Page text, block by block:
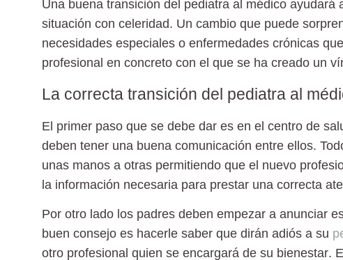
Una buena transición del pediatra al médico ayudará
situación con celeridad. Un cambio que puede
necesidades especiales o enfermedades crónicas
profesional en concreto con el que se ha creado un
La correcta transición del pediatra al
El primer paso que se debe dar es en el centro de
deben tener una buena comunicación entre ellos.
unas manos a otras permitiendo que el nuevo
la información necesaria para prestar una correcta
Por otro lado los padres deben empezar a anunciar
buen consejo es hacerle saber que dirán adiós a su
otro profesional quien se encargará de su bienestar.